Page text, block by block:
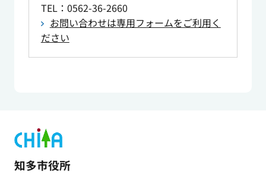
TEL：0562-36-2660
お問い合わせは専用フォームをご利用く
ださい
知多市役所